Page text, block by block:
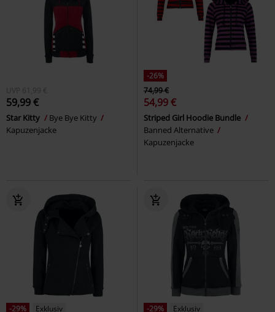
UVP 61,99 €
59,99 €
Star Kitty
Bye Bye Kitty
Kapuzenjacke
-26%
74,99 €
54,99 €
Striped Girl Hoodie Bundle
Banned Alternative
Kapuzenjacke
-29%
Exklusiv
-29%
Exklusiv